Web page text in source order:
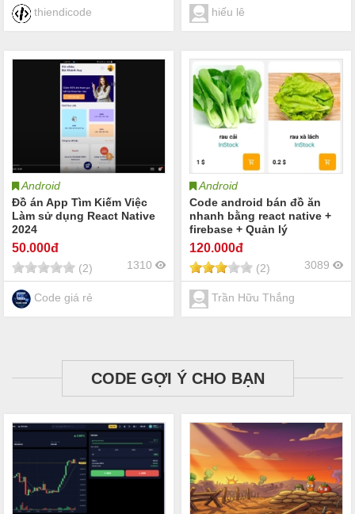
thiendicode hiếu lê
Android
Đồ án App Tìm Kiếm Việc
Làm sử dụng React Native
2024
50.000đ
(2) 1310
Code giá rẻ
Android
Code android bán đồ ăn
nhanh bằng react native +
firebase + Quản lý
120.000đ
(2) 3089
Trần Hữu Thắng
CODE GỢI Ý CHO BẠN